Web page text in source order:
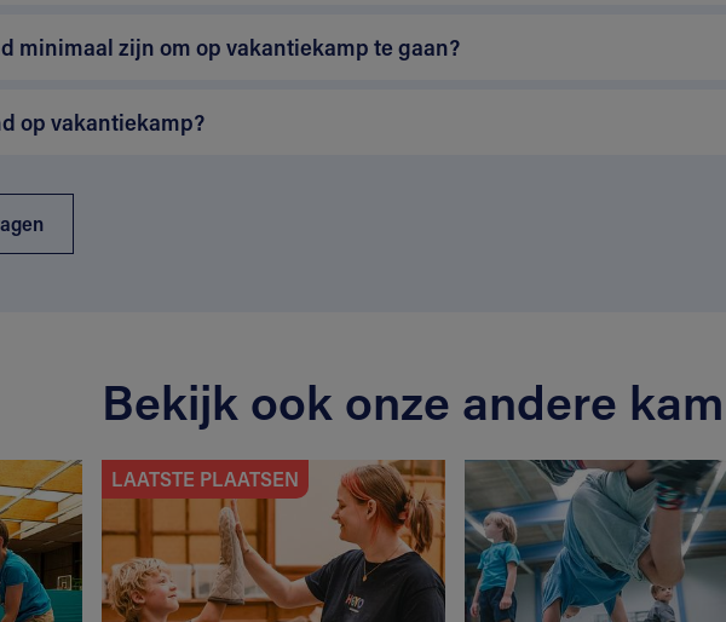
minimaal zijn om op vakantiekamp te gaan?
op vakantiekamp?
Bekijk ook onze andere
LAATSTE PLAATSEN